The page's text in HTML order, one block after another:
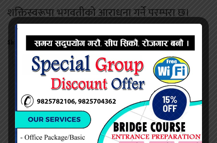
शक्तिस्वरूपा भगवतीको आराधना गर्ने परम्परा छ।
Share this:
Twitter Facebook